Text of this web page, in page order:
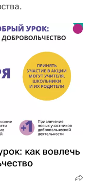
как вовлечь